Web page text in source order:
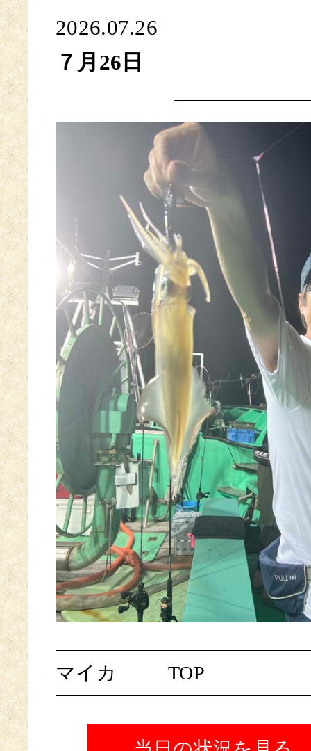
2026.07.26
７月26日
マイカ TOP